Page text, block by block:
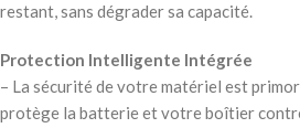
restant, sans dégrader sa capacité.
Protection Intelligente Intégrée
– La sécurité de votre matériel est
protège la batterie et votre boîtier